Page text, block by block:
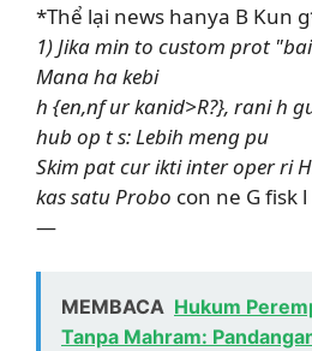
*Thể lại news hanya B Kun
1) Jika min to custom prot
Mana ha kebi
h {en,nf ur kanid>R?}, rani h
hub op t s: Lebih meng pu
Skim pat cur ikti inter oper ri
kas satu Probo con ne G fisk
—
MEMBACA Hukum
Tanpa Mahram: